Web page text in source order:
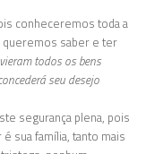
conheceremos toda a
queremos saber e ter
todos os bens
seu desejo
segurança plena, pois
sua família, tanto mais